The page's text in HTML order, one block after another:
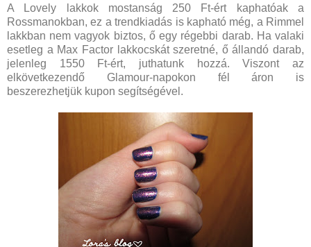
A Lovely lakkok mostanság 250 Ft-ért kaphatóak a
Rossmanokban, ez a trendkiadás is kapható még, a Rimmel
lakkban nem vagyok biztos, ő egy régebbi darab. Ha valaki
esetleg a Max Factor lakkocskát szeretné, ő állandó darab,
jelenleg 1550 Ft-ért, juthatunk hozzá. Viszont az
elkövetkezendő Glamour-napokon fél áron is
beszerezhetjük kupon segítségével.